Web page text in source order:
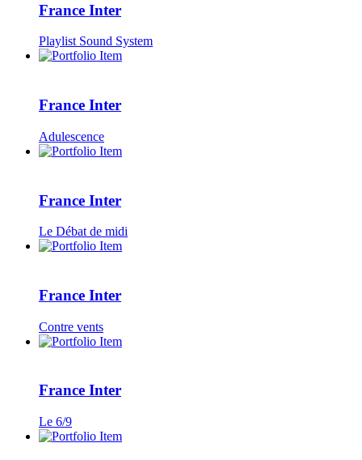
France Inter
Playlist Sound System
France Inter
Adulescence
France Inter
Le Débat de midi
France Inter
Contre vents
France Inter
Le 6/9